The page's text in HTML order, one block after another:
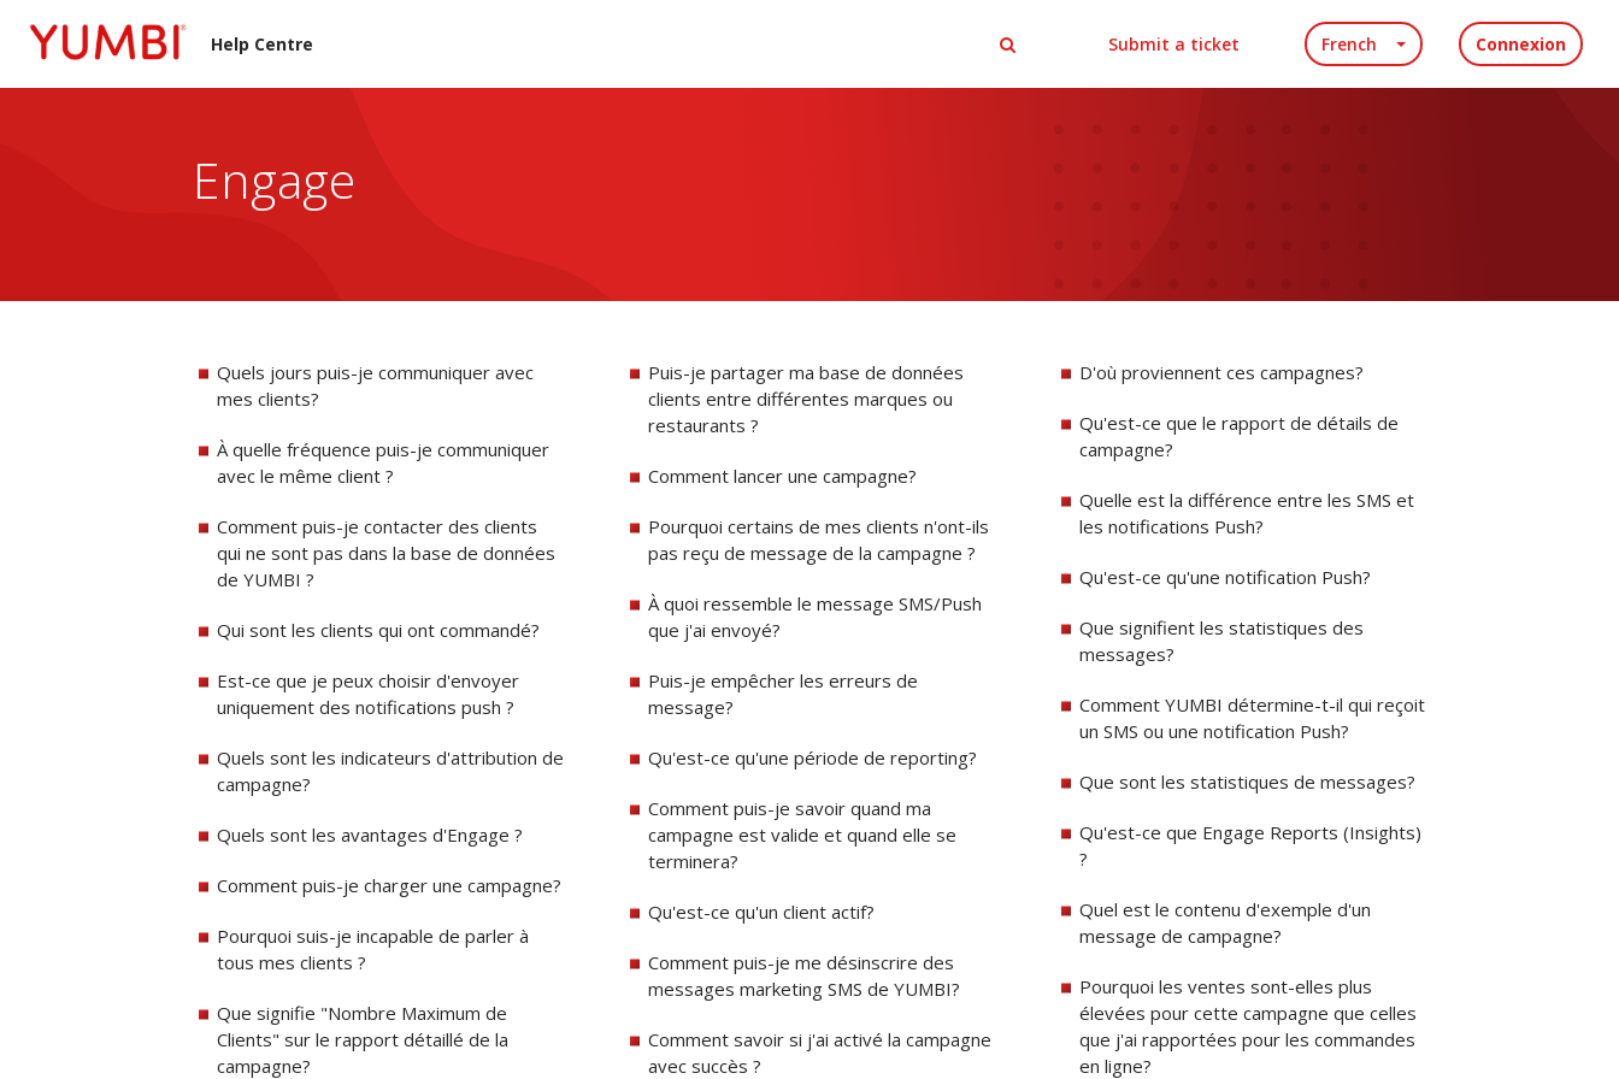
Help Centre Submit a ticket French Connexion
Engage
Quels jours puis-je communiquer avec
mes clients?
À quelle fréquence puis-je communiquer
avec le même client ?
Comment puis-je contacter des clients
qui ne sont pas dans la base de données
de YUMBI ?
Qui sont les clients qui ont commandé?
Est-ce que je peux choisir d'envoyer
uniquement des notifications push ?
Quels sont les indicateurs d'attribution de
campagne?
Quels sont les avantages d'Engage ?
Comment puis-je charger une campagne?
Pourquoi suis-je incapable de parler à
tous mes clients ?
Que signifie "Nombre Maximum de
Clients" sur le rapport détaillé de la
campagne?
Puis-je partager ma base de données
clients entre différentes marques ou
restaurants ?
Comment lancer une campagne?
Pourquoi certains de mes clients n'ont-ils
pas reçu de message de la campagne ?
À quoi ressemble le message SMS/Push
que j'ai envoyé?
Puis-je empêcher les erreurs de
message?
Qu'est-ce qu'une période de reporting?
Comment puis-je savoir quand ma
campagne est valide et quand elle se
terminera?
Qu'est-ce qu'un client actif?
Comment puis-je me désinscrire des
messages marketing SMS de YUMBI?
Comment savoir si j'ai activé la campagne
avec succès ?
D'où proviennent ces campagnes?
Qu'est-ce que le rapport de détails de
campagne?
Quelle est la différence entre les SMS et
les notifications Push?
Qu'est-ce qu'une notification Push?
Que signifient les statistiques des
messages?
Comment YUMBI détermine-t-il qui reçoit
un SMS ou une notification Push?
Que sont les statistiques de messages?
Qu'est-ce que Engage Reports (Insights)
?
Quel est le contenu d'exemple d'un
message de campagne?
Pourquoi les ventes sont-elles plus
élevées pour cette campagne que celles
que j'ai rapportées pour les commandes
en ligne?